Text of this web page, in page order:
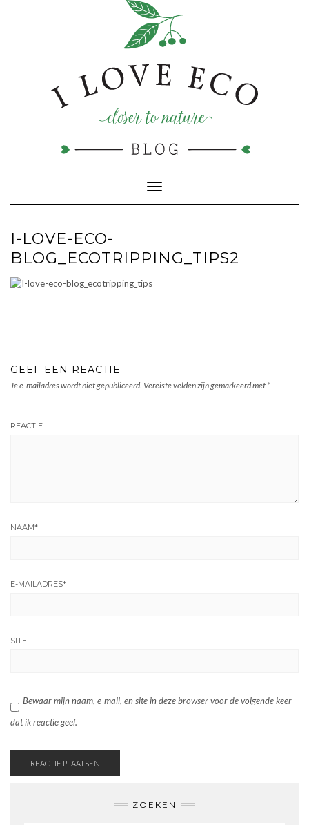
Toggle navigatie
I-LOVE-ECO-
BLOG_ECOTRIPPING_TIPS2
GEEF EEN REACTIE
Je e-mailadres wordt niet gepubliceerd. Vereiste velden zijn gemarkeerd met *
REACTIE
NAAM*
E-MAILADRES*
SITE
Bewaar mijn naam, e-mail, en site in deze browser voor de volgende keer
dat ik reactie geef.
ZOEKEN